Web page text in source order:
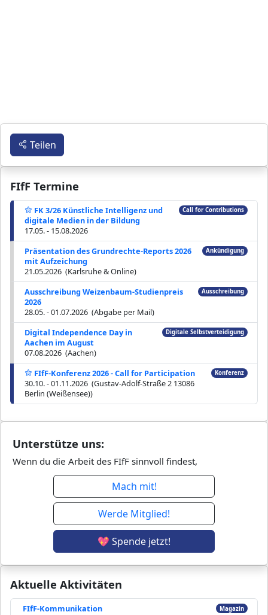
FIfF Termine
FK 3/26 Künstliche Intelligenz und
digitale Medien in der Bildung
17.05. - 15.08.2026
Call for Contributions
Präsentation des Grundrechte-Reports 2026
mit Aufzeichung
21.05.2026 (Karlsruhe & Online)
Ankündigung
Ausschreibung Weizenbaum-Studienpreis
2026
28.05. - 01.07.2026 (Abgabe per Mail)
Ausschreibung
Digital Independence Day in
Aachen im August
07.08.2026 (Aachen)
Digitale Selbstverteidigung
FIfF-Konferenz 2026 - Call for Participation
30.10. - 01.11.2026 (Gustav-Adolf-Straße 2 13086
Berlin (Weißensee))
Konferenz
Aktuelle Aktivitäten
FIfF-Kommunikation Magazin
Unterstütze uns:
Wenn du die Arbeit des FIfF sinnvoll findest,
Mach mit!
Werde Mitglied!
💖 Spende jetzt!
Teilen